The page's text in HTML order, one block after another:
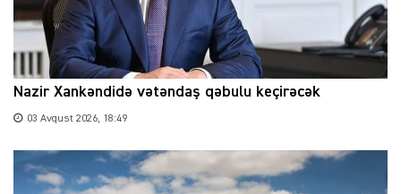
Nazir Xankəndidə vətəndaş qəbulu keçirəcək
03 Avqust 2026, 18:49